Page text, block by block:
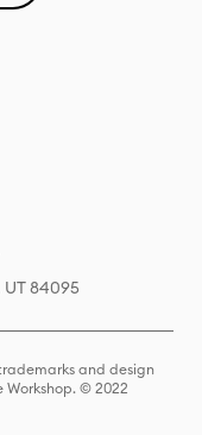
UT 84095
and design
© 2022